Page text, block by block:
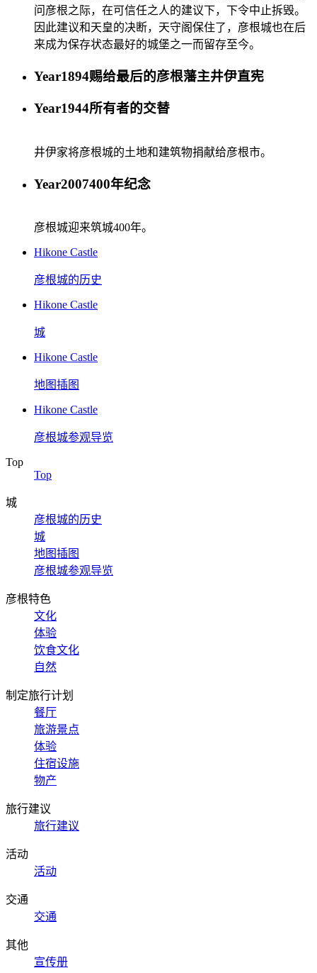
问彦根之际，在可信任之人的建议下，下令中止拆毁。
因此建议和天皇的决断，天守阁保住了，彦根城也在后
来成为保存状态最好的城堡之一而留存至今。
Year1894赐给最后的彦根藩主井伊直宪
Year1944所有者的交替
井伊家将彦根城的土地和建筑物捐献给彦根市。
Year2007400年纪念
彦根城迎来筑城400年。
Hikone Castle
彦根城的历史
Hikone Castle
城
Hikone Castle
地图插图
Hikone Castle
彦根城参观导览
Top
Top
城
彦根城的历史
城
地图插图
彦根城参观导览
彦根特色
文化
体验
饮食文化
自然
制定旅行计划
餐厅
旅游景点
体验
住宿设施
物产
旅行建议
旅行建议
活动
活动
交通
交通
其他
宣传册